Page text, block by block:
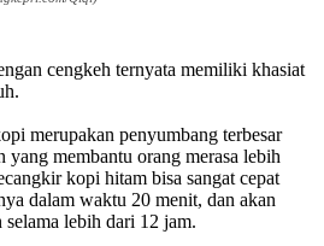
cengkeh ternyata memiliki khasiat
merupakan penyumbang terbesar
yang membantu orang merasa lebih
kopi hitam bisa sangat cepat
dalam waktu 20 menit, dan akan
selama lebih dari 12 jam.